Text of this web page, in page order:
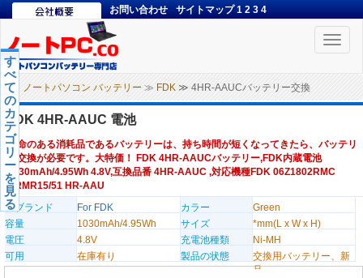
お問い合わせ サイトマップ 1 2 3 4
Toggle
ノートパソコン バッテリー ≫ FDK ≫ 4HR-AAUCバッテリー交換
す
べ
て
の
カ
テ
ゴ
リ
ー
を
見
る
FDK 4HR-AAUC 電池
寿命のある消耗品であるバッテリーは、持ち時間が短くなってきたら、バッテリ
ー交換が必要です。大特価！ FDK 4HR-AAUCバッテリー,FDK内蔵電池
1030mAh/4.95Wh 4.8V,互換品番 4HR-AAUC ,対応機種FDK 06Z1802RMC
HRMR15/51 HR-AAU
のブランド
For FDK カラー
Green
容量
1030mAh/4.95Wh サイズ
*mm(L x W x H)
電圧
4.8V 充電池種類
Ni-MH
可用
在庫有り 製品の状態
交換用バッテリー、新
品